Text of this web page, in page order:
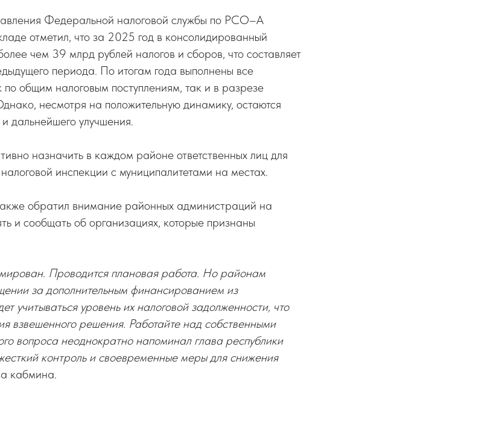
Федеральной налоговой службы по РСО–А
отметил, что за 2025 год в консолидированный
чем 39 млрд рублей налогов и сборов, что составляет
периода. По итогам года выполнены все
общим налоговым поступлениям, так и в разрезе
несмотря на положительную динамику, остаются
дальнейшего улучшения.
назначить в каждом районе ответственных лиц для
инспекции с муниципалитетами на местах.
обратил внимание районных администраций на
и сообщать об организациях, которые признаны
Проводится плановая работа. Но районам
за дополнительным финансированием из
учитываться уровень их налоговой задолженности, что
взвешенного решения. Работайте над собственными
вопроса неоднократно напоминал глава республики
контроль и своевременные меры для снижения
кабмина.